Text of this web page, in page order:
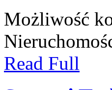
Możliwość
Read Full